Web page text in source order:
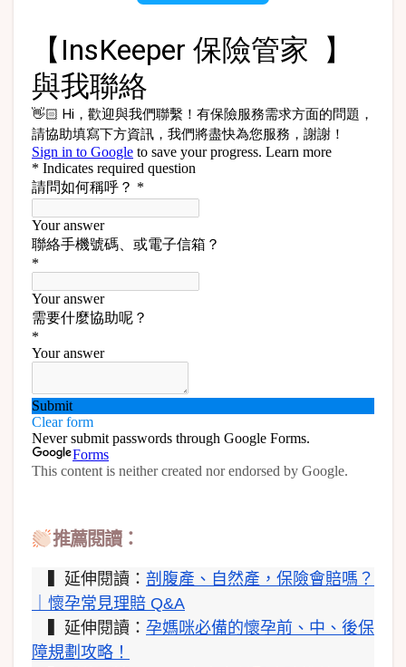
推薦閱讀：
▍延伸閱讀： 剖腹產、自然產，保險會賠嗎？
｜懷孕常見理賠 Q&A
▍延伸閱讀： 孕媽咪必備的懷孕前、中、後保
障規劃攻略！